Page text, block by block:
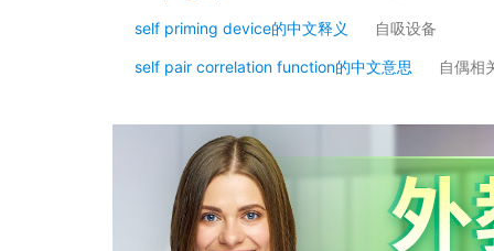
self priming device的中文释义 自吸设备
self pair correlation function的中文意思 自偶相